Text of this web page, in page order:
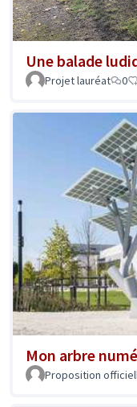
Une balade
Projet lauréat 0
Mon arbre
Proposition